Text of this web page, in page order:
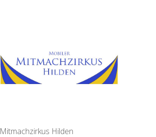
Mitmachzirkus Hilden